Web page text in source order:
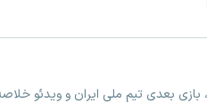
بازی بعدی تیم ملی ایران و ویدئو